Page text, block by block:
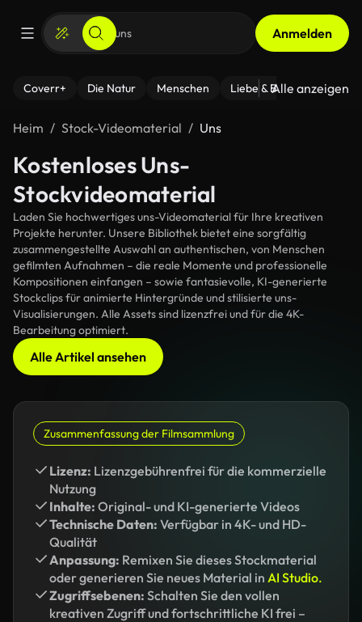
Anmelden
Coverr+ Die Natur Menschen Liebe & Beziehungen
Alle anzeigen
Heim Stock-Videomaterial Uns
Kostenloses Uns-
Stockvideomaterial
Laden Sie hochwertiges uns-Videomaterial für Ihre kreativen
Projekte herunter. Unsere Bibliothek bietet eine sorgfältig
zusammengestellte Auswahl an authentischen, von Menschen
gefilmten Aufnahmen – die reale Momente und professionelle
Kompositionen einfangen – sowie fantasievolle, KI-generierte
Stockclips für animierte Hintergründe und stilisierte uns-
Visualisierungen. Alle Assets sind lizenzfrei und für die 4K-
Bearbeitung optimiert.
Alle Artikel ansehen
Zusammenfassung der Filmsammlung
Lizenz: Lizenzgebührenfrei für die kommerzielle
Nutzung
Inhalte: Original- und KI-generierte Videos
Technische Daten: Verfügbar in 4K- und HD-
Qualität
Anpassung: Remixen Sie dieses Stockmaterial
oder generieren Sie neues Material in AI Studio.
Zugriffsebenen: Schalten Sie den vollen
kreativen Zugriff und fortschrittliche KI frei –